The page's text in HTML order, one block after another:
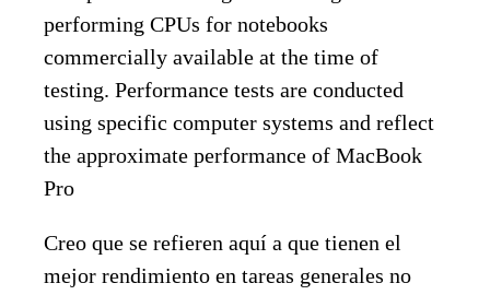
performing CPUs for notebooks
commercially available at the time of
testing. Performance tests are conducted
using specific computer systems and reflect
the approximate performance of MacBook
Pro
Creo que se refieren aquí a que tienen el
mejor rendimiento en tareas generales no